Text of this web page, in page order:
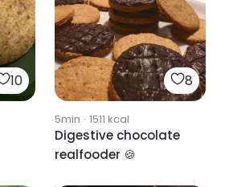
10 8
5min · 1511 kcal
Digestive chocolate
realfooder 🍪